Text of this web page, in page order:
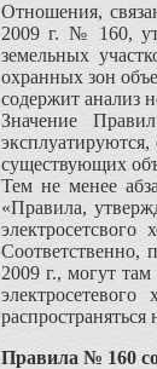
Отношения,
2009 г. № 160,
земельных
охранных зон
содер­жит анализ
Значение
существующих
Тем не менее
«Правила,
Соответственно,
2009 г., могут
Правила № 160